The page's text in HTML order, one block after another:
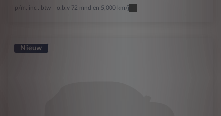
p/m. incl. btw o.b.v 72 mnd en 5,000 km/j
Nieuw